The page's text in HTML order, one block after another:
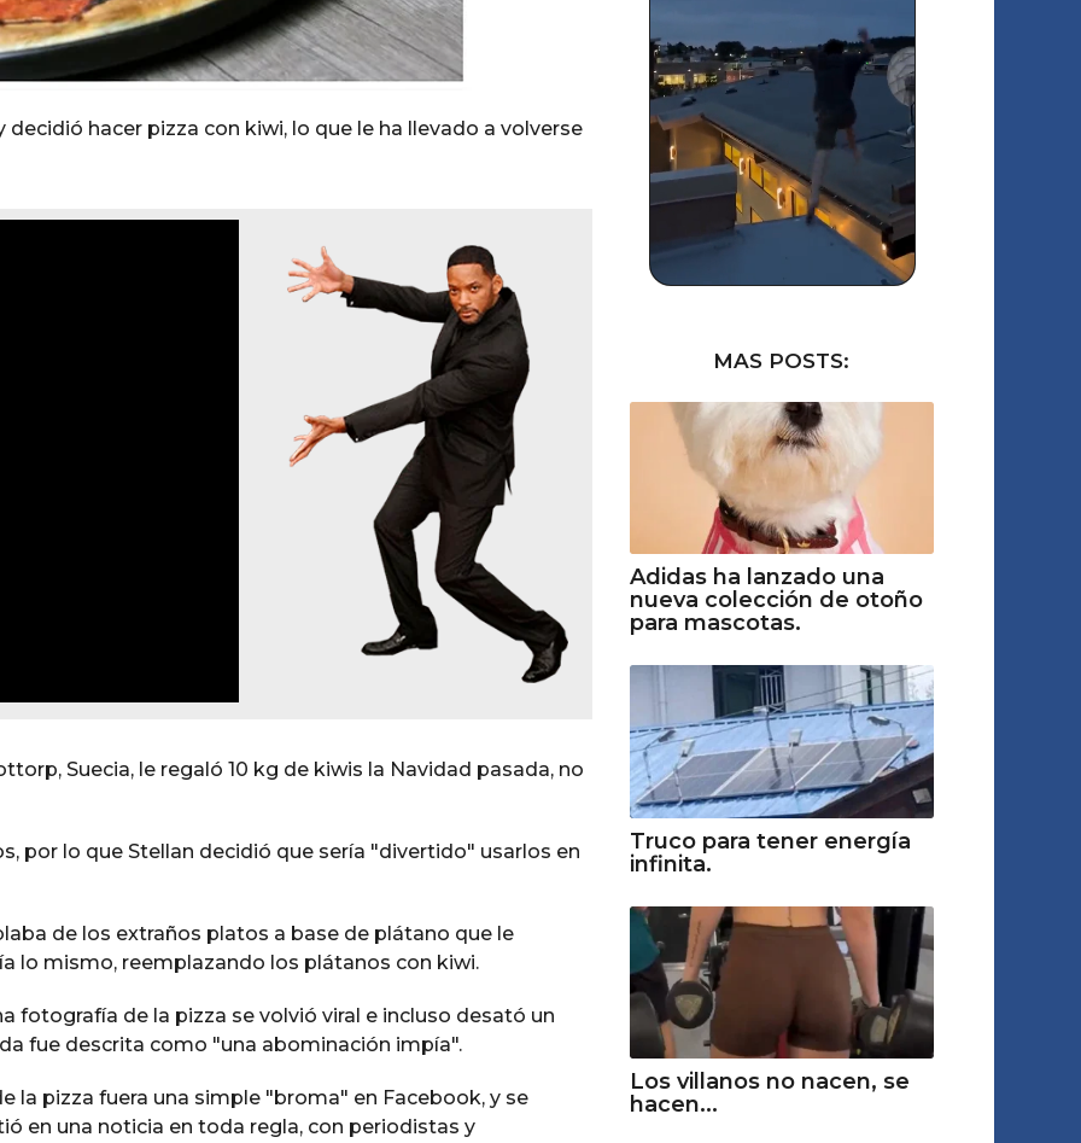
decidió hacer pizza con kiwi, lo que le ha llevado a volverse
Suecia, le regaló 10 kg de kiwis la Navidad pasada, no
por lo que Stellan decidió que sería "divertido" usarlos en
de los extraños platos a base de plátano que le
lo mismo, reemplazando los plátanos con kiwi.
fotografía de la pizza se volvió viral e incluso desató un
fue descrita como "una abominación impía".
la pizza fuera una simple "broma" en Facebook, y se
en una noticia en toda regla, con periodistas y
MAS POSTS:
Adidas ha lanzado una
nueva colección de otoño
para mascotas.
Truco para tener energía
infinita.
Los villanos no nacen, se
hacen...